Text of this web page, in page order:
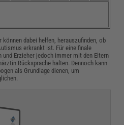
dabei helfen, herauszufinden, ob
erkrankt ist. Für eine finale
und Erzieher jedoch immer mit den Eltern
Rücksprache halten. Dennoch kann
als Grundlage dienen, um